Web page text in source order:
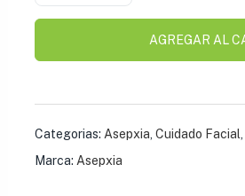
AGREGAR AL
Categorias: Asepxia ,Cuidado Facial
Marca: Asepxia